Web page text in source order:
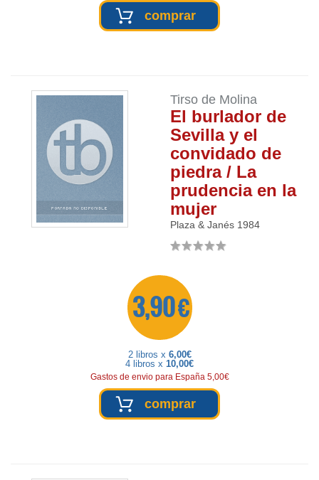
comprar
Tirso de Molina
El burlador de
Sevilla y el
convidado de
piedra / La
prudencia en la
mujer
Plaza & Janés 1984
3,90 €
2 libros x 6,00€
4 libros x 10,00€
Gastos de envio para España 5,00€
comprar